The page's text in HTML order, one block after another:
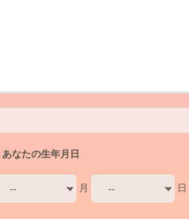
あなたの生年月日
月 日